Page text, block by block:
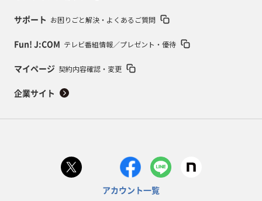
サポート お困りごと解決・よくあるご質問
Fun! J:COM テレビ番組情報／プレゼント・優待
マイページ 契約内容確認・変更
企業サイト
アカウント一覧